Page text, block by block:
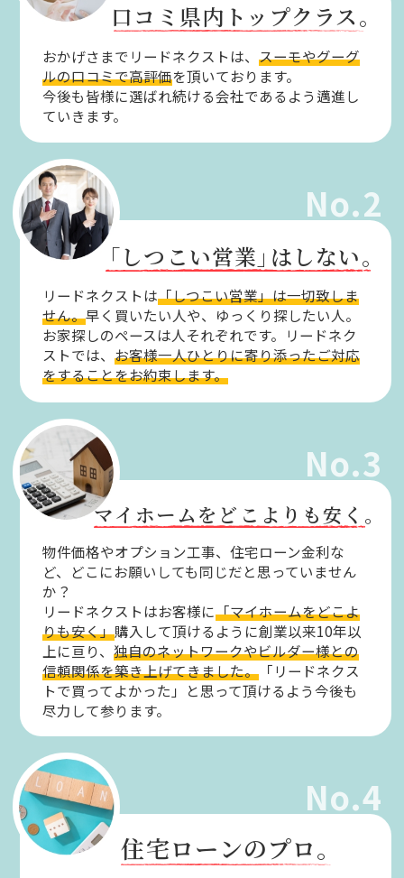
口コミ県内トップクラス。
おかげさまでリードネクストは、スーモやグーグ
ルの口コミで高評価を頂いております。
今後も皆様に選ばれ続ける会社であるよう邁進し
ていきます。
No.2
「しつこい営業」はしない。
リードネクストは「しつこい営業」は一切致しま
せん。早く買いたい人や、ゆっくり探したい人。
お家探しのペースは人それぞれです。リードネク
ストでは、お客様一人ひとりに寄り添ったご対応
をすることをお約束します。
No.3
マイホームをどこよりも安く。
物件価格やオプション工事、住宅ローン金利な
ど、どこにお願いしても同じだと思っていません
か？
リードネクストはお客様に「マイホームをどこよ
りも安く」購入して頂けるように創業以来10年以
上に亘り、独自のネットワークやビルダー様との
信頼関係を築き上げてきました。 「リードネクス
トで買ってよかった」と思って頂けるよう今後も
尽力して参ります。
No.4
住宅ローンのプロ。